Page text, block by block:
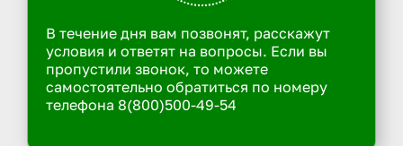
В течение дня вам позвонят, расскажут
условия и ответят на вопросы. Если вы
пропустили звонок, то можете
самостоятельно обратиться по номеру
телефона 8(800)500-49-54